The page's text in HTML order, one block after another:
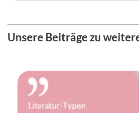
Unsere Beiträge zu